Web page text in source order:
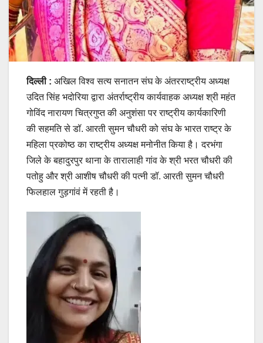
दिल्ली : अखिल विश्व सत्य सनातन संघ के अंतरराष्ट्रीय अध्यक्ष
उदित सिंह भदोरिया द्वारा अंतर्राष्ट्रीय कार्यवाहक अध्यक्ष श्री महंत
गोविंद नारायण चित्रगुप्त की अनुशंसा पर राष्ट्रीय कार्यकारिणी
की सहमति से डॉ. आरती सुमन चौधरी को संघ के भारत राष्ट्र के
महिला प्रकोष्ठ का राष्ट्रीय अध्यक्ष मनोनीत किया है। दरभंगा
जिले के बहादुरपुर थाना के तारालाही गांव के श्री भरत चौधरी की
पतोहु और श्री आशीष चौधरी की पत्नी डॉ. आरती सुमन चौधरी
फिलहाल गुड़गांवं में रहती है।